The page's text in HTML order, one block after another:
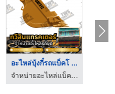
อะไหล่บุ้งกี๋รถแบ็คโ ...
จำหน่ายอะไหล่แบ็คโฮ แทรคเตอร์ - ทวีสิน แทรคเตอร์